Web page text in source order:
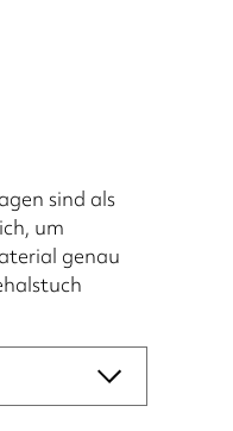
sind als
um
genau